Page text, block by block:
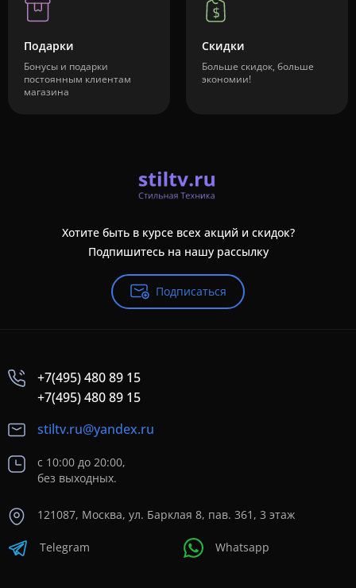
Подарки
Бонусы и подарки
постоянным клиентам
магазина
Скидки
Больше скидок, больше
экономии!
Хотите быть в курсе всех акций и скидок?
Подпишитесь на нашу рассылку
Подписаться
+7(495) 480 89 15
+7(495) 480 89 15
stiltv.ru@yandex.ru
с 10:00 до 20:00,
без выходных.
121087, Москва, ул. Барклая 8, пав. 361, 3 этаж
Telegram Whatsapp